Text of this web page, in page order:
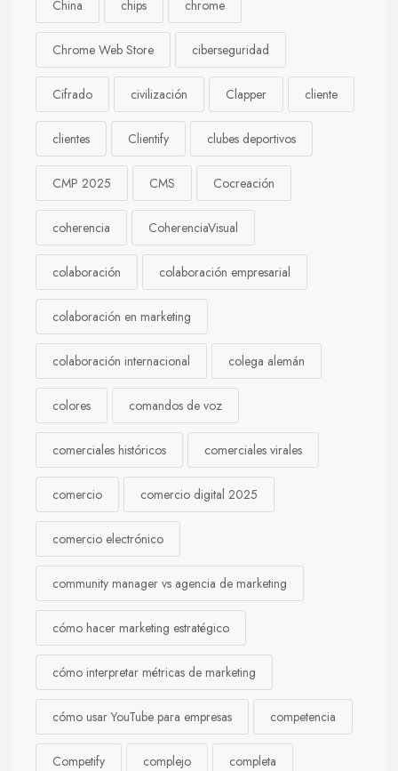
China chips chrome
Chrome Web Store ciberseguridad
Cifrado civilización Clapper cliente
clientes Clientify clubes deportivos
CMP 2025 CMS Cocreación
coherencia CoherenciaVisual
colaboración colaboración empresarial
colaboración en marketing
colaboración internacional colega alemán
colores comandos de voz
comerciales históricos comerciales virales
comercio comercio digital 2025
comercio electrónico
community manager vs agencia de marketing
cómo hacer marketing estratégico
cómo interpretar métricas de marketing
cómo usar YouTube para empresas competencia
Competify complejo completa